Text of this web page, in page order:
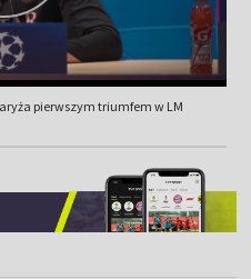
pierwszym triumfem w LM